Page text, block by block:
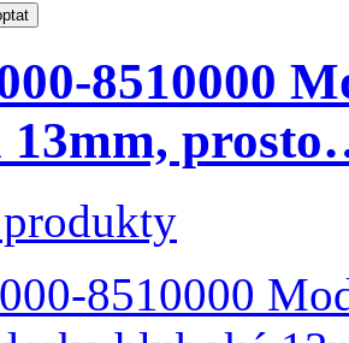
8510000
13mm,